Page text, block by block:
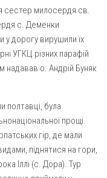
(с. Вільча)
Лозова)
Богородиці (смт
м. Берестин
(м. Полтава)
сестер милосердя св.
с. Деменки
у дорогу вирушили їх
УГКЦ різних парафій
надавав о. Андрій Буняк
полтавці, була
прощі.
гір, де мали
піднятися на гори,
Іллі (с. Дора). Тур